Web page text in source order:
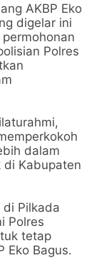
AKBP Eko
digelar ini
Polres
dalam
Kabupaten
di Pilkada
Polres
tetap
Eko Bagus.